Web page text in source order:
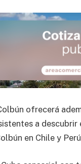
ofrecerá
a
en Chile y